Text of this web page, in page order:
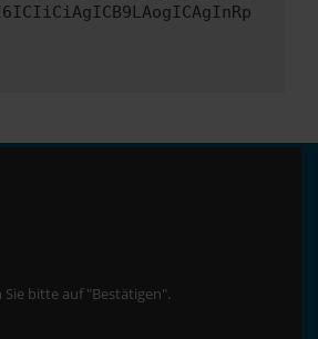
bitte auf "Bestätigen".